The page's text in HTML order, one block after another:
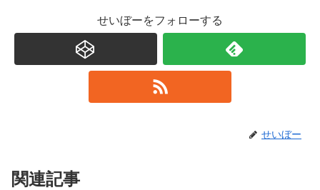
せいぼーをフォローする
せいぼー
関連記事